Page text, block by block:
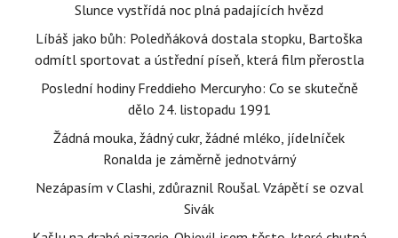
Slunce vystřídá noc plná padajících hvězd
Líbáš jako bůh: Poledňáková dostala stopku, Bartoška
odmítl sportovat a ústřední píseň, která film přerostla
Poslední hodiny Freddieho Mercuryho: Co se skutečně
dělo 24. listopadu 1991
Žádná mouka, žádný cukr, žádné mléko, jídelníček
Ronalda je záměrně jednotvárný
Nezápasím v Clashi, zdůraznil Roušal. Vzápětí se ozval
Sivák